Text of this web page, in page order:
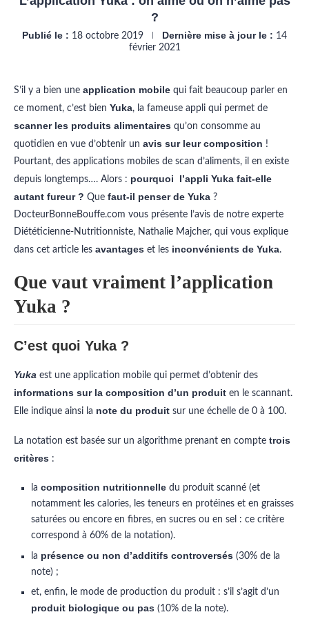
?
Publié le : 18 octobre 2019 Dernière mise à jour le : 14
février 2021
S’il y a bien une application mobile qui fait beaucoup parler en
ce moment, c’est bien Yuka, la fameuse appli qui permet de
scanner les produits alimentaires qu’on consomme au
quotidien en vue d’obtenir un avis sur leur composition !
Pourtant, des applications mobiles de scan d’aliments, il en existe
depuis longtemps…. Alors : pourquoi l’appli Yuka fait-elle
autant fureur ? Que faut-il penser de Yuka ?
DocteurBonneBouffe.com vous présente l’avis de notre experte
Diététicienne-Nutritionniste, Nathalie Majcher, qui vous explique
dans cet article les avantages et les inconvénients de Yuka.
Que vaut vraiment l’application
Yuka ?
C’est quoi Yuka ?
Yuka est une application mobile qui permet d’obtenir des
informations sur la composition d’un produit en le scannant.
Elle indique ainsi la note du produit sur une échelle de 0 à 100.
La notation est basée sur un algorithme prenant en compte trois
critères :
la composition nutritionnelle du produit scanné (et
notamment les calories, les teneurs en protéines et en graisses
saturées ou encore en fibres, en sucres ou en sel : ce critère
correspond à 60% de la notation).
la présence ou non d’additifs controversés (30% de la
note) ;
et, enfin, le mode de production du produit : s’il s’agit d’un
produit biologique ou pas (10% de la note).